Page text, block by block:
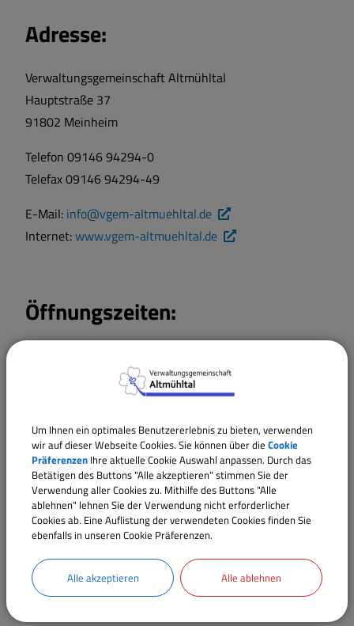
Adresse:
Verwaltungsgemeinschaft Altmühltal
Hauptstraße 37
91802 Meinheim
Telefon 09146 94294-0
Telefax 09146 94294-49
E-Mail: info@vgem-altmuehltal.de
Internet:www.vgem-altmuehltal.de
Öffnungszeiten:
und am Donnerstag von 14.00 Uhr bis 18.00 Uhr
Zahlen und Daten:
Mitgliedsgemeinden
Alesheim, Dittenheim, Markt Berolzheim und Meinheim
zusätzlich verwaltete Körperschaft
Schulverband Markt Berolzheim - Dittenheim
Um Ihnen ein optimales Benutzererlebnis zu bieten, verwenden
wir auf dieser Webseite Cookies. Sie können über die Cookie
Präferenzen Ihre aktuelle Cookie Auswahl anpassen. Durch das
Betätigen des Buttons "Alle akzeptieren" stimmen Sie der
Verwendung aller Cookies zu. Mithilfe des Buttons "Alle
ablehnen" lehnen Sie der Verwendung nicht erforderlicher
Cookies ab. Eine Auflistung der verwendeten Cookies finden Sie
ebenfalls in unseren Cookie Präferenzen.
Alle akzeptieren Alle ablehnen